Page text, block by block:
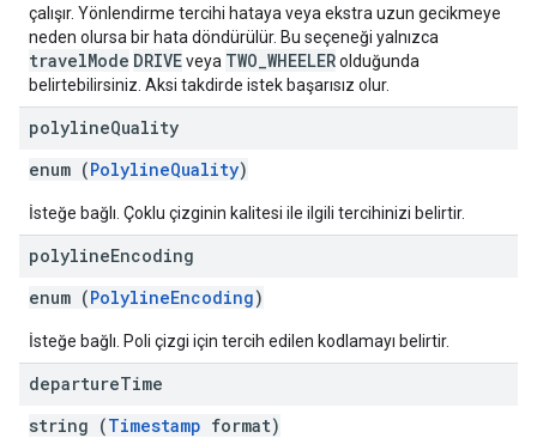
çalışır. Yönlendirme tercihi hataya veya ekstra uzun gecikmeye
neden olursa bir hata döndürülür. Bu seçeneği yalnızca
travelMode DRIVEveya TWO_WHEELERolduğunda
belirtebilirsiniz. Aksi takdirde istek başarısız olur.
polylineQuality
enum (PolylineQuality)
İsteğe bağlı. Çoklu çizginin kalitesi ile ilgili tercihinizi belirtir.
polylineEncoding
enum (PolylineEncoding)
İsteğe bağlı. Poli çizgi için tercih edilen kodlamayı belirtir.
departureTime
string (Timestamp format)